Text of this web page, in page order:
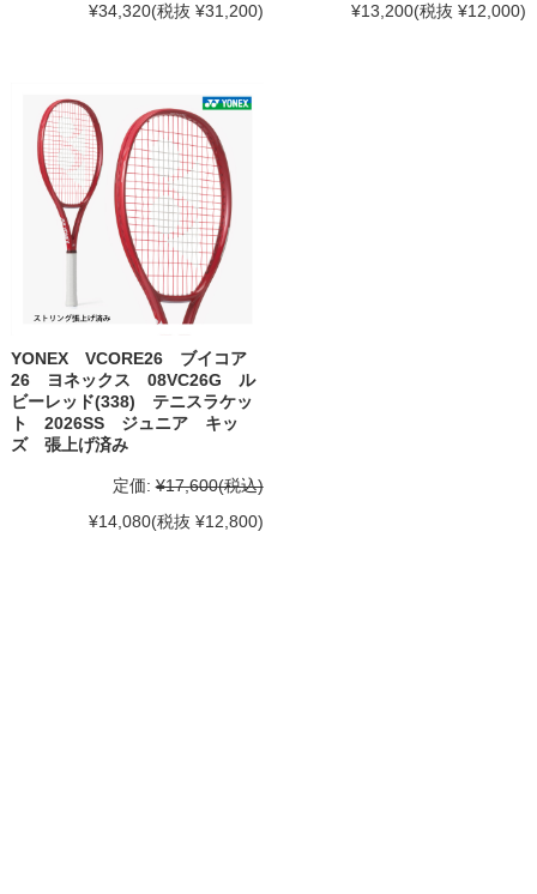
¥34,320(税抜 ¥31,200)
¥13,200(税抜 ¥12,000)
YONEX VCORE26 ブイコア
26 ヨネックス 08VC26G ル
ビーレッド(338) テニスラケッ
ト 2026SS ジュニア キッ
ズ 張上げ済み
定価: ¥17,600(税込)
¥14,080(税抜 ¥12,800)